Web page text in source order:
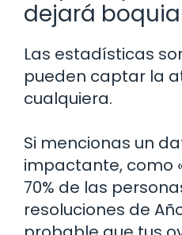
dejará
Las estadísticas
pueden captar la
cualquiera.
Si mencionas un
impactante, como
70% de las
resoluciones de